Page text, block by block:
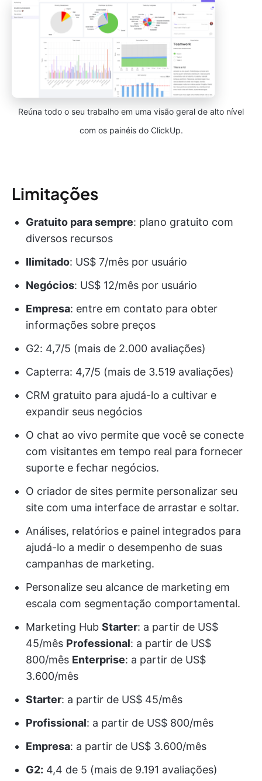
Reúna todo o seu trabalho em uma visão geral de alto nível
com os painéis do ClickUp.
Limitações
Gratuito para sempre: plano gratuito com
diversos recursos
Ilimitado: US$ 7/mês por usuário
Negócios: US$ 12/mês por usuário
Empresa: entre em contato para obter
informações sobre preços
G2: 4,7/5 (mais de 2.000 avaliações)
Capterra: 4,7/5 (mais de 3.519 avaliações)
CRM gratuito para ajudá-lo a cultivar e
expandir seus negócios
O chat ao vivo permite que você se conecte
com visitantes em tempo real para fornecer
suporte e fechar negócios.
O criador de sites permite personalizar seu
site com uma interface de arrastar e soltar.
Análises, relatórios e painel integrados para
ajudá-lo a medir o desempenho de suas
campanhas de marketing.
Personalize seu alcance de marketing em
escala com segmentação comportamental.
Marketing Hub Starter: a partir de US$
45/mês Professional: a partir de US$
800/mês Enterprise: a partir de US$
3.600/mês
Starter: a partir de US$ 45/mês
Profissional: a partir de US$ 800/mês
Empresa: a partir de US$ 3.600/mês
G2: 4,4 de 5 (mais de 9.191 avaliações)